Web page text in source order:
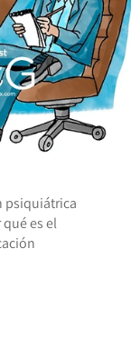
psiquiátrica
es el